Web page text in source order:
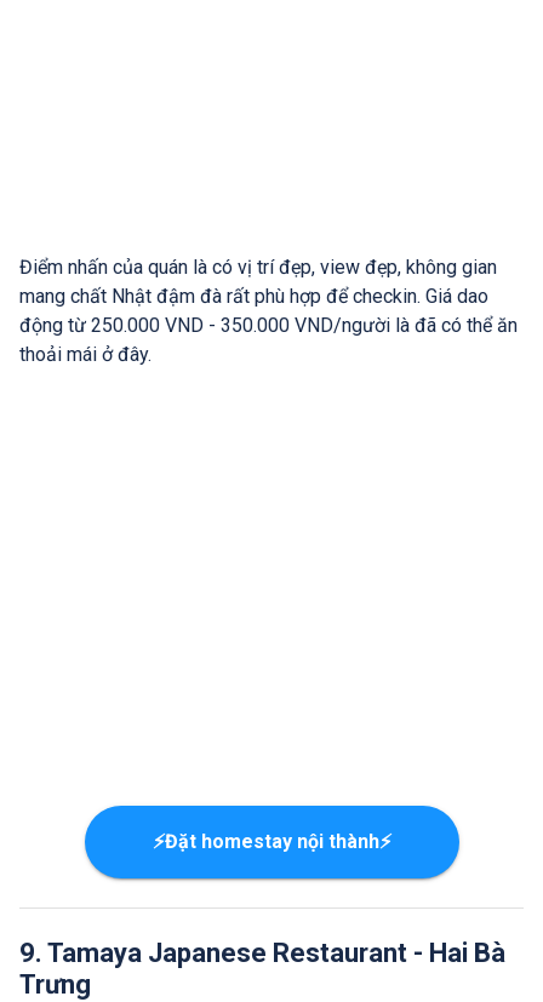
Điểm nhấn của quán là có vị trí đẹp, view đẹp, không gian
mang chất Nhật đậm đà rất phù hợp để checkin. Giá dao
động từ 250.000 VND - 350.000 VND/người là đã có thể ăn
thoải mái ở đây.
⚡Đặt homestay nội thành⚡
9. Tamaya Japanese Restaurant - Hai Bà
Trưng